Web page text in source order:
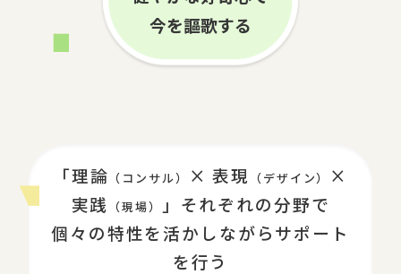
今を謳歌する
「理論 （コンサル） × 表現 （デザイン）
×
実践 （現場）
」それぞれの分野で
個々の特性を活かしながらサポート
を行う